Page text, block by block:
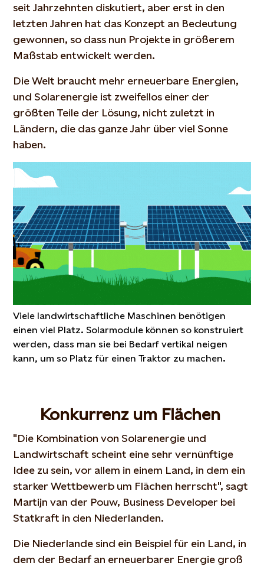
seit Jahrzehnten diskutiert, aber erst in den
letzten Jahren hat das Konzept an Bedeutung
gewonnen, so dass nun Projekte in größerem
Maßstab entwickelt werden.
Die Welt braucht mehr erneuerbare Energien,
und Solarenergie ist zweifellos einer der
größten Teile der Lösung, nicht zuletzt in
Ländern, die das ganze Jahr über viel Sonne
haben.
Viele landwirtschaftliche Maschinen benötigen
einen viel Platz. Solarmodule können so konstruiert
werden, dass man sie bei Bedarf vertikal neigen
kann, um so Platz für einen Traktor zu machen.
Konkurrenz um Flächen
"Die Kombination von Solarenergie und
Landwirtschaft scheint eine sehr vernünftige
Idee zu sein, vor allem in einem Land, in dem ein
starker Wettbewerb um Flächen herrscht", sagt
Martijn van der Pouw, Business Developer bei
Statkraft in den Niederlanden.
Die Niederlande sind ein Beispiel für ein Land, in
dem der Bedarf an erneuerbarer Energie groß